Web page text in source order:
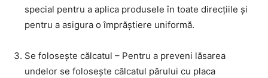
special pentru a aplica produsele în toate direcțiile și
pentru a asigura o împrăștiere uniformă.
Se folosește călcatul – Pentru a preveni lăsarea
undelor se folosește călcatul părului cu placa